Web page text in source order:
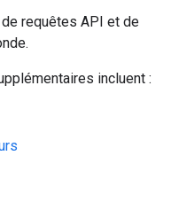
requêtes API et de
incluent :